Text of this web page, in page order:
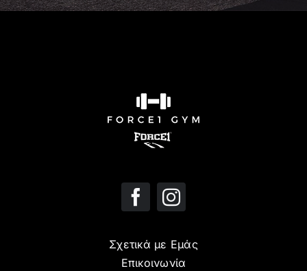
Σχετικά με Εμάς
Επικοινωνία